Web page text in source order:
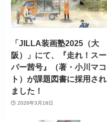
「JILLA装画塾2025（大
阪）」にて、『走れ！スー
パー茜号』（著・小川マコ
ト）が課題図書に採用され
ました！
2026年3月18日